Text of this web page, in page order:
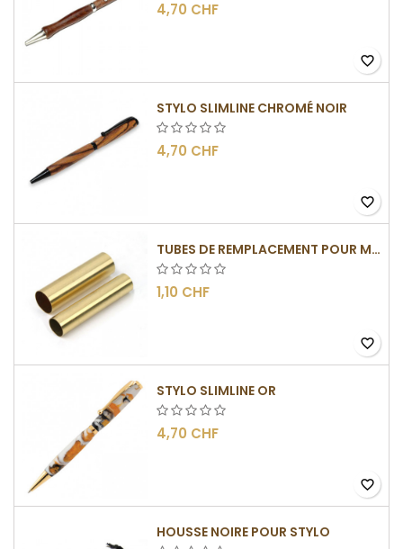
4,70 CHF
favorite_border
STYLO SLIMLINE CHROMÉ NOIR
4,70 CHF
favorite_border
TUBES DE REMPLACEMENT POUR MÉCANISME SLIMLINE
1,10 CHF
favorite_border
STYLO SLIMLINE OR
4,70 CHF
favorite_border
HOUSSE NOIRE POUR STYLO